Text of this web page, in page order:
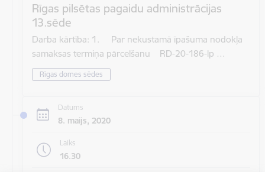
Rīgas pilsētas pagaidu administrācijas
13.sēde
Darba kārtība: 1. Par nekustamā īpašuma nodokļa
samaksas termiņa pārcelšanu RD-20-186-lp …
Rīgas domes sēdes
Datums
8. maijs, 2020
Laiks
16.30